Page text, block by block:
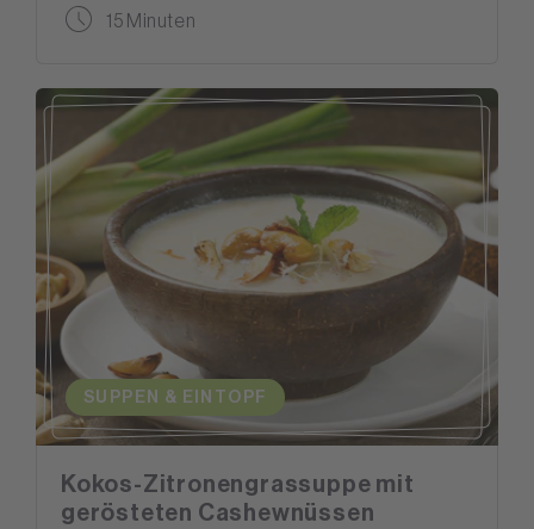
15 Minuten
SUPPEN & EINTOPF
Kokos-Zitronengrassuppe mit
gerösteten Cashewnüssen